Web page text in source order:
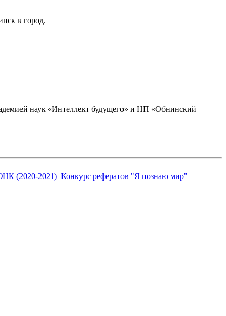
в город.
наук «Интеллект будущего» и НП «Обнинский
(2020-2021) Конкурс рефератов "Я познаю мир"